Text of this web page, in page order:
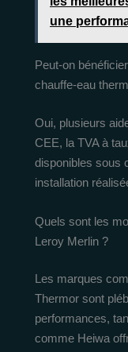
une
Peut-on
chauffe-eau
Oui, plusieurs
CEE, la TVA à
disponibles sous
installation
Quels sont les
Leroy Merlin ?
Les marques
Thermor sont
performances,
comme Heiwa